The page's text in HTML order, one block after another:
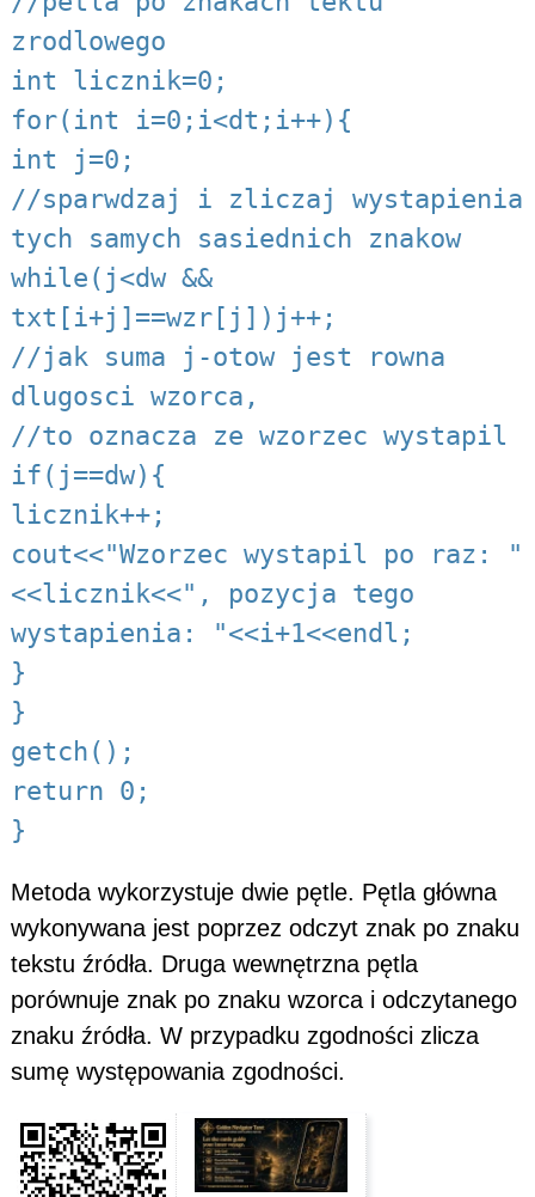
zrodlowego
int licznik=0;
for(int i=0;i<dt;i++){
int j=0;
//sparwdzaj i zliczaj wystapienia
tych samych sasiednich znakow
while(j<dw &&
txt[i+j]==wzr[j])j++;
//jak suma j-otow jest rowna
dlugosci wzorca,
//to oznacza ze wzorzec wystapil
if(j==dw){
licznik++;
cout<<"Wzorzec wystapil po raz: "
<<licznik<<", pozycja tego
wystapienia: "<<i+1<<endl;
}
}
getch();
return 0;
}
Metoda wykorzystuje dwie pętle. Pętla główna
wykonywana jest poprzez odczyt znak po znaku
tekstu źródła. Druga wewnętrzna pętla
porównuje znak po znaku wzorca i odczytanego
znaku źródła. W przypadku zgodności zlicza
sumę występowania zgodności.